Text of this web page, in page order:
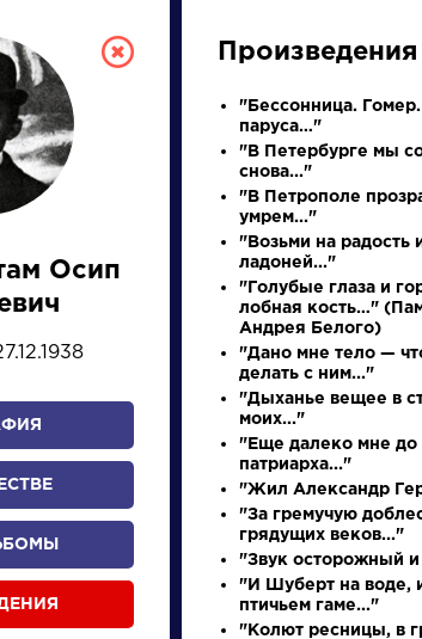
УРОКОВ
Т У Ф
Осип
Произведения
"Бессонница. Гомер.
паруса…"
"В Петербурге мы
снова..."
"В Петрополе
умрем..."
"Возьми на радость
ладоней..."
"Голубые глаза и
лобная кость…"
Андрея Белого)
"Дано мне тело —
делать с ним..."
"Дыханье вещее в
моих..."
"Еще далеко мне до
патриарха..."
"Жил Александр
"За гремучую
грядущих веков..."
"Звук осторожный
"И Шуберт на воде,
птичьем гаме..."
"Колют ресницы, в